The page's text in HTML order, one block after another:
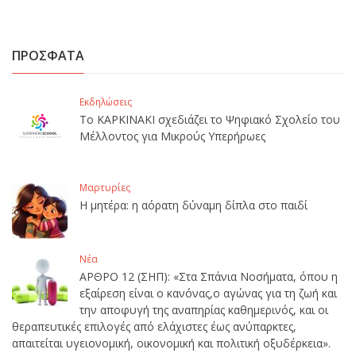
ΠΡΟΣΦΑΤΑ
Εκδηλώσεις
Το ΚΑΡΚΙΝΑΚΙ σχεδιάζει το Ψηφιακό Σχολείο του
Μέλλοντος για Μικρούς Υπερήρωες
Μαρτυρίες
Η μητέρα: η αόρατη δύναμη δίπλα στο παιδί
Νέα
ΑΡΘΡΟ 12 (ΣΗΠ): «Στα Σπάνια Νοσήματα, όπου η
εξαίρεση είναι ο κανόνας,ο αγώνας για τη ζωή και
την αποφυγή της αναπηρίας καθημερινός, και οι
θεραπευτικές επιλογές από ελάχιστες έως ανύπαρκτες,
απαιτείται υγειονομική, οικονομική και πολιτική οξυδέρκεια».